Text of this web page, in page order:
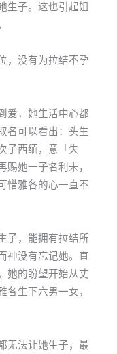
生子。这也引起姐
，没有为拉结不孕
爱，她生活中心都
名可以看出：头生
子西缅，意「失
赐她一子名利未，
惜雅各的心一直不
子，能拥有拉结所
神没有忘记她。直
她的盼望开始从丈
各生下六男一女，
无法让她生子，最